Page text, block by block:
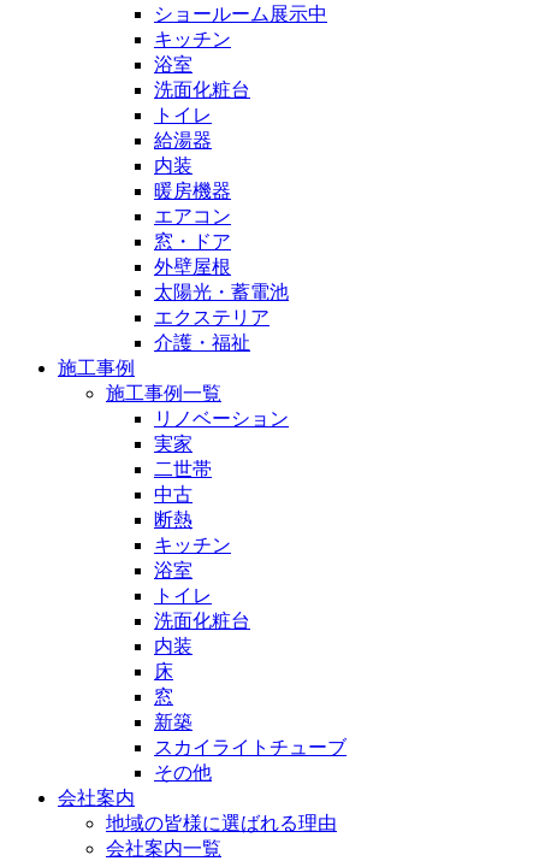
ショールーム展示中
キッチン
浴室
洗面化粧台
トイレ
給湯器
内装
暖房機器
エアコン
窓・ドア
外壁屋根
太陽光・蓄電池
エクステリア
介護・福祉
施工事例
施工事例一覧
リノベーション
実家
二世帯
中古
断熱
キッチン
浴室
トイレ
洗面化粧台
内装
床
窓
新築
スカイライトチューブ
その他
会社案内
地域の皆様に選ばれる理由
会社案内一覧